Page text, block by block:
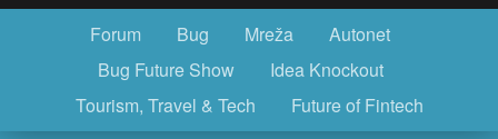
Forum Bug Mreža
Autonet
Bug Future Show
Idea Knockout
Tourism, Travel & Tech
Future of Fintech